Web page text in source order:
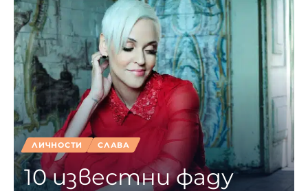
ЛИЧНОСТИ СЛАВА
10 известни фаду